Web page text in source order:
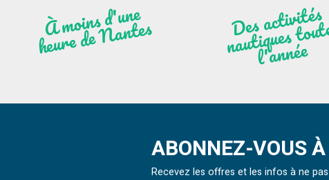
À
moi
ns
d'u
ne
heu
re
de
N
a
ntes Des
activités
n
auti
ques
l'
a
n
née
ABONNEZ-VOUS
Recevez les offres et les infos à ne